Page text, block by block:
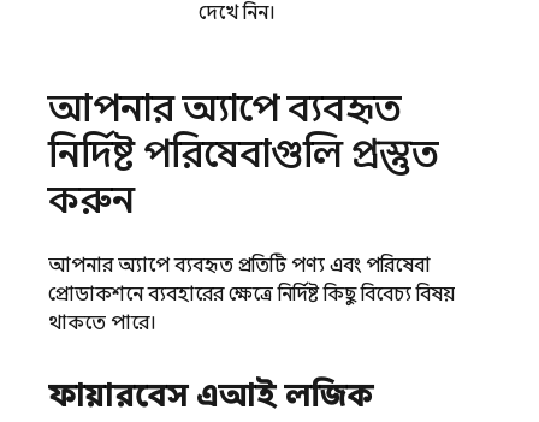
দেখে নিন।
আপনার অ্যাপে ব্যবহৃত
নির্দিষ্ট পরিষেবাগুলি প্রস্তুত
করুন
আপনার অ্যাপে ব্যবহৃত প্রতিটি পণ্য এবং পরিষেবা
প্রোডাকশনে ব্যবহারের ক্ষেত্রে নির্দিষ্ট কিছু বিবেচ্য বিষয়
থাকতে পারে।
ফায়ারবেস এআই লজিক